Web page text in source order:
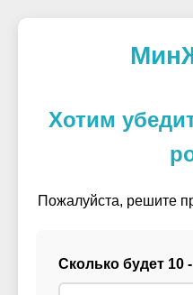
Хотим
Пожалуйста, решите
Сколько будет 10